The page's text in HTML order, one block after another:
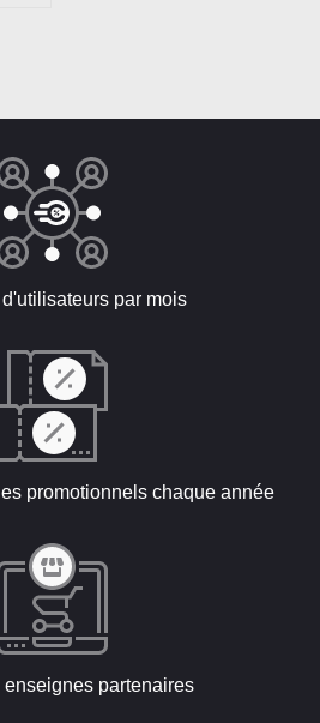
par mois
promotionnels chaque année
enseignes partenaires